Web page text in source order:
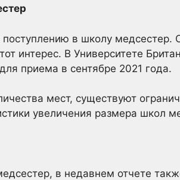
в школу медсестер.
интерес. В Университете
приема в сентябре 2021 года.
мест, существуют
увеличения размера школ
в недавнем отчете